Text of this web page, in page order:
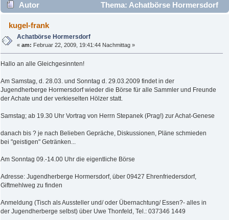
Autor
Thema: Achatbörse Hormersdorf
(Gelesen 2981 mal)
kugel-frank
Achatbörse Hormersdorf
«am: Februar 22, 2009, 19:41:44 Nachmittag »
Hallo an alle Gleichgesinnten!
Am Samstag, d. 28.03. und Sonntag d. 29.03.2009 findet in der
Jugendherberge Hormersdorf wieder die Börse für alle Sammler und Freunde
der Achate und der verkieselten Hölzer statt.
Samstag; ab 19.30 Uhr Vortrag von Herrn Stepanek (Prag!) zur Achat-Genese
danach bis ? je nach Belieben Gepräche, Diskussionen, Pläne schmieden
bei "geistigen" Getränken...
Am Sonntag 09.-14.00 Uhr die eigentliche Börse
Adresse: Jugendherberge Hormersdorf, über 09427 Ehrenfriedersdorf,
Giftmehlweg zu finden
Anmeldung (Tisch als Aussteller und/ oder Übernachtung/ Essen?- alles in
der Jugendherberge selbst) über Uwe Thonfeld, Tel.: 037346 1449